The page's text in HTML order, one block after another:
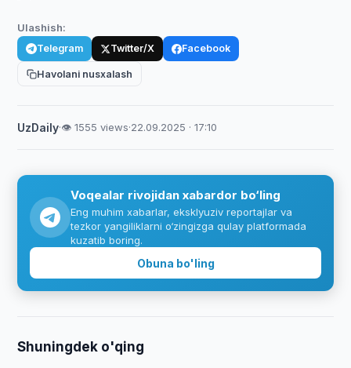
Ulashish:
Telegram Twitter/X Facebook
Havolani nusxalash
UzDaily·👁 1555 views·22.09.2025 · 17:10
Voqealar rivojidan xabardor bo‘ling
Eng muhim xabarlar, eksklyuziv reportajlar va
tezkor yangiliklarni o‘zingizga qulay platformada
kuzatib boring.
Obuna bo'ling
Shuningdek o'qing